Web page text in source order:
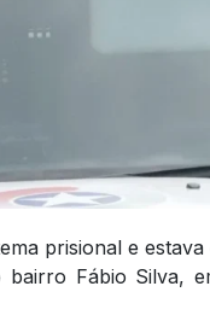
prisional e
Fábio Silva,